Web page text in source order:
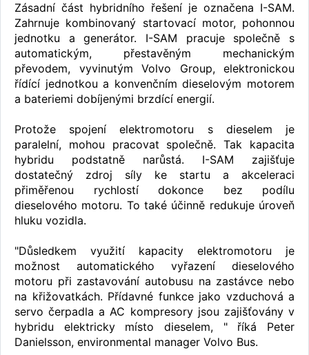
Zásadní část hybridního řešení je označena I-SAM.
Zahrnuje kombinovaný startovací motor, pohonnou
jednotku a generátor. I-SAM pracuje společně s
automatickým, přestavěným mechanickým
převodem, vyvinutým Volvo Group, elektronickou
řídící jednotkou a konvenčním dieselovým motorem
a bateriemi dobíjenými brzdící energií.
Protože spojení elektromotoru s dieselem je
paralelní, mohou pracovat společně. Tak kapacita
hybridu podstatně narůstá. I-SAM zajišťuje
dostatečný zdroj síly ke startu a akceleraci
přiměřenou rychlostí dokonce bez podílu
dieselového motoru. To také účinně redukuje úroveň
hluku vozidla.
"Důsledkem využití kapacity elektromotoru je
možnost automatického vyřazení dieselového
motoru při zastavování autobusu na zastávce nebo
na křižovatkách. Přídavné funkce jako vzduchová a
servo čerpadla a AC kompresory jsou zajišťovány v
hybridu elektricky místo dieselem, " říká Peter
Danielsson, environmental manager Volvo Bus.